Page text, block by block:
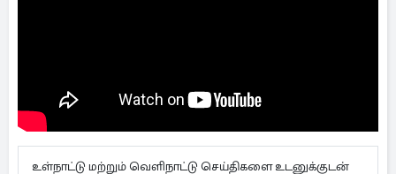
உள்நாட்டு மற்றும் வெளிநாட்டு செய்திகளை உடனுக்குடன்